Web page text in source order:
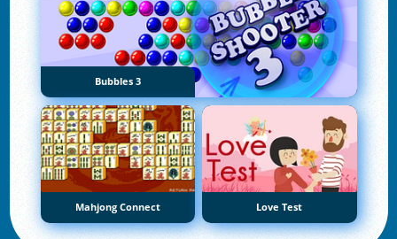
Bubbles 3
Mahjong Connect Love Test